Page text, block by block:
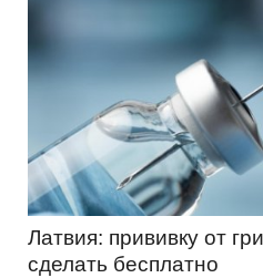
Латвия: прививку от
сделать бесплатно